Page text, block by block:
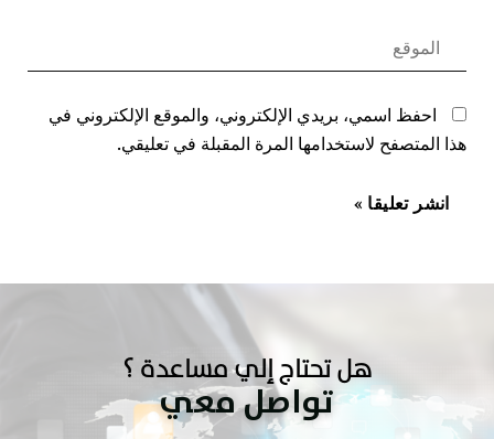
احفظ اسمي، بريدي الإلكتروني، والموقع الإلكتروني في
هذا المتصفح لاستخدامها المرة المقبلة في تعليقي.
هل تحتاج إلي مساعدة ؟
تواصل معي